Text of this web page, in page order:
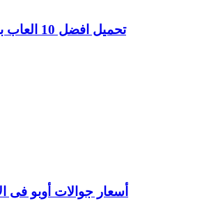
تحميل افضل 10 العاب بنات للأندوريد
أسعار جوالات أوبو فى